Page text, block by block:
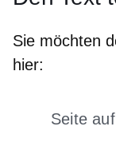
Sie möchten
hier:
Seite